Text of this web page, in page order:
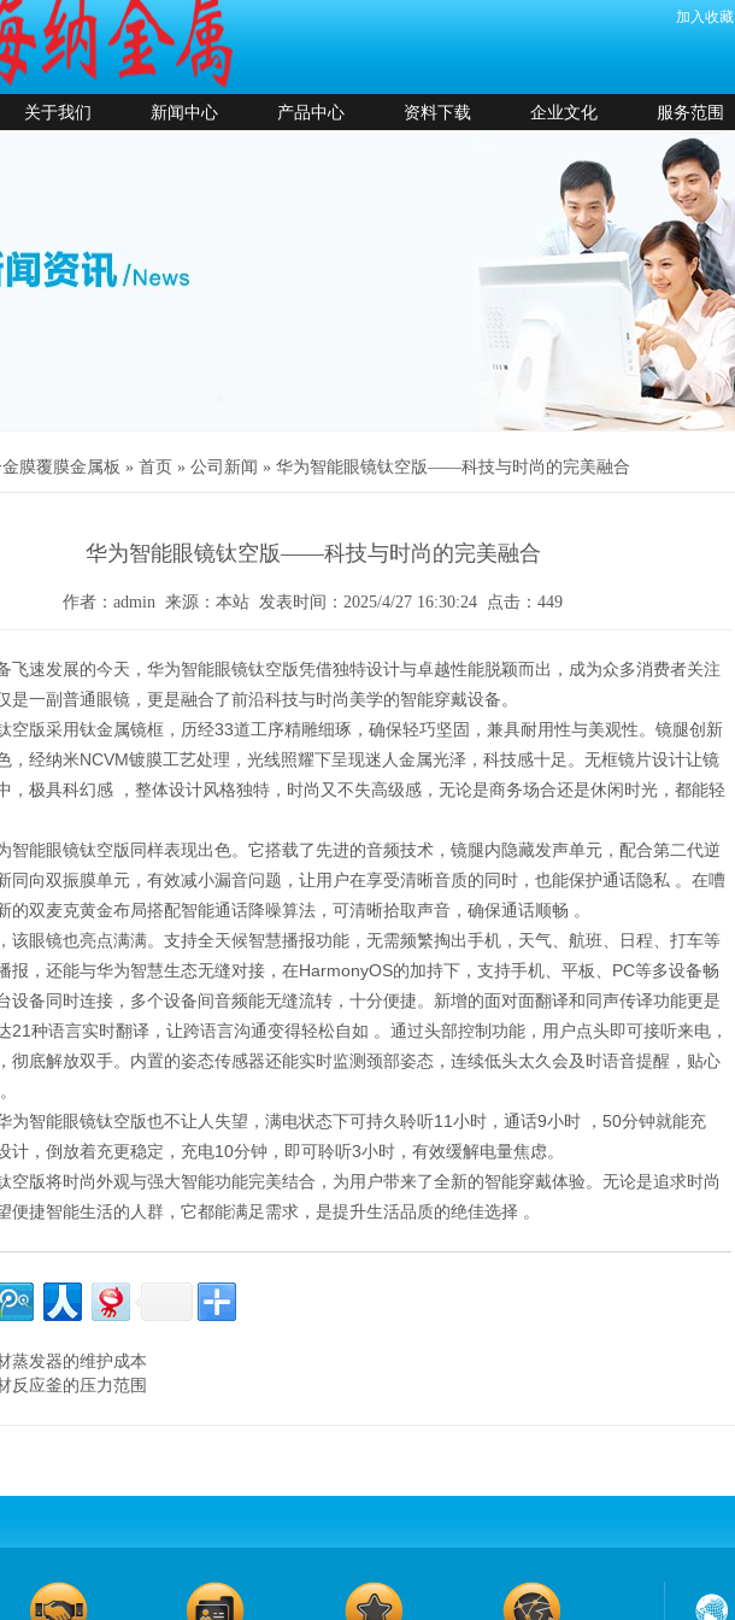
加入收藏
关于我们 新闻中心 产品中心 资料下载 企业文化 服务范围
膜覆膜金属板 » 首页 » 公司新闻 » 华为智能眼镜钛空版——科技与时尚的完美融合
华为智能眼镜钛空版——科技与时尚的完美融合
作者：admin 来源：本站 发表时间：2025/4/27 16:30:24 点击：449
飞速发展的今天，华为智能眼镜钛空版凭借独特设计与卓越性能脱颖而出，成为众多消费者关注
是一副普通眼镜，更是融合了前沿科技与时尚美学的智能穿戴设备。
空版采用钛金属镜框，历经33道工序精雕细琢，确保轻巧坚固，兼具耐用性与美观性。镜腿创新
，经纳米NCVM镀膜工艺处理，光线照耀下呈现迷人金属光泽，科技感十足。无框镜片设计让镜
，极具科幻感 ，整体设计风格独特，时尚又不失高级感，无论是商务场合还是休闲时光，都能轻
智能眼镜钛空版同样表现出色。它搭载了先进的音频技术，镜腿内隐藏发声单元，配合第二代逆
同向双振膜单元，有效减小漏音问题，让用户在享受清晰音质的同时，也能保护通话隐私 。在嘈
的双麦克黄金布局搭配智能通话降噪算法，可清晰拾取声音，确保通话顺畅 。
该眼镜也亮点满满。支持全天候智慧播报功能，无需频繁掏出手机，天气、航班、日程、打车等
报，还能与华为智慧生态无缝对接，在HarmonyOS的加持下，支持手机、平板、PC等多设备畅
设备同时连接，多个设备间音频能无缝流转，十分便捷。新增的面对面翻译和同声传译功能更是
21种语言实时翻译，让跨语言沟通变得轻松自如 。通过头部控制功能，用户点头即可接听来电，
彻底解放双手。内置的姿态传感器还能实时监测颈部姿态，连续低头太久会及时语音提醒，贴心
为智能眼镜钛空版也不让人失望，满电状态下可持久聆听11小时，通话9小时 ，50分钟就能充
计，倒放着充更稳定，充电10分钟，即可聆听3小时，有效缓解电量焦虑。
空版将时尚外观与强大智能功能完美结合，为用户带来了全新的智能穿戴体验。无论是追求时尚
便捷智能生活的人群，它都能满足需求，是提升生活品质的绝佳选择 。
蒸发器的维护成本
反应釜的压力范围